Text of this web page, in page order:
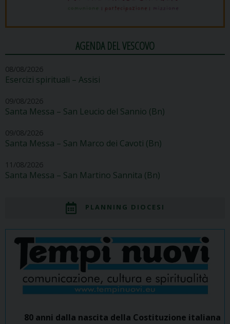
AGENDA DEL VESCOVO
08/08/2026
Esercizi spirituali – Assisi
09/08/2026
Santa Messa – San Leucio del Sannio (Bn)
09/08/2026
Santa Messa – San Marco dei Cavoti (Bn)
11/08/2026
Santa Messa – San Martino Sannita (Bn)
PLANNING DIOCESI
80 anni dalla nascita della Costituzione italiana